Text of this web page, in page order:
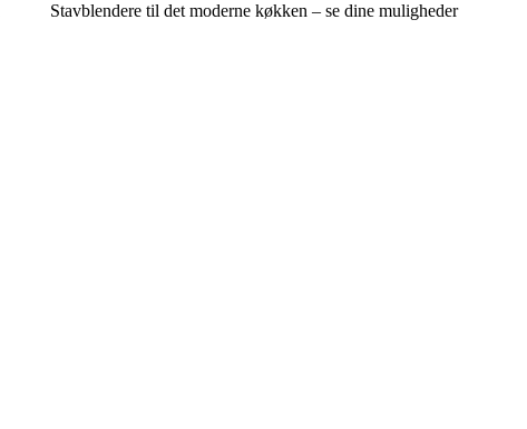
Stavblendere til det moderne køkken – se dine muligheder